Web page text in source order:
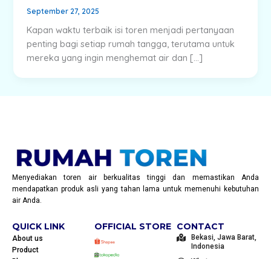
September 27, 2025
Kapan waktu terbaik isi toren menjadi pertanyaan
penting bagi setiap rumah tangga, terutama untuk
mereka yang ingin menghemat air dan […]
Menyediakan toren air berkualitas tinggi dan memastikan Anda
mendapatkan produk asli yang tahan lama untuk memenuhi kebutuhan
air Anda.
QUICK LINK
About us
Product
OFFICIAL STORE CONTACT
Bekasi, Jawa Barat,
Indonesia